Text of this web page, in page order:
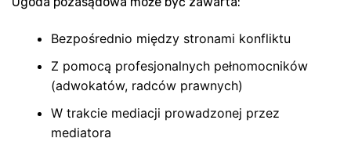
Bezpośrednio między stronami konfliktu
Z pomocą profesjonalnych pełnomocników
(adwokatów, radców prawnych)
W trakcie mediacji prowadzonej przez
mediatora